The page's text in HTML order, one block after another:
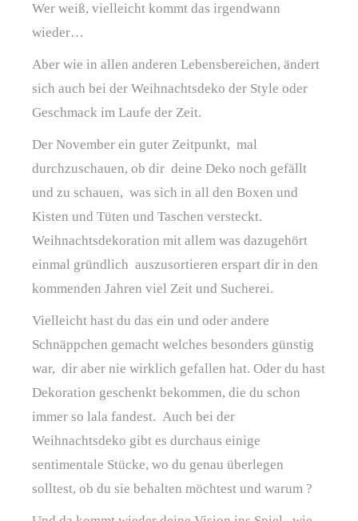
Wer weiß, vielleicht kommt das irgendwann
wieder…
Aber wie in allen anderen Lebensbereichen, ändert
sich auch bei der Weihnachtsdeko der Style oder
Geschmack im Laufe der Zeit.
Der November ein guter Zeitpunkt, mal
durchzuschauen, ob dir deine Deko noch gefällt
und zu schauen, was sich in all den Boxen und
Kisten und Tüten und Taschen versteckt.
Weihnachtsdekoration mit allem was dazugehört
einmal gründlich auszusortieren erspart dir in den
kommenden Jahren viel Zeit und Sucherei.
Vielleicht hast du das ein und oder andere
Schnäppchen gemacht welches besonders günstig
war, dir aber nie wirklich gefallen hat. Oder du hast
Dekoration geschenkt bekommen, die du schon
immer so lala fandest. Auch bei der
Weihnachtsdeko gibt es durchaus einige
sentimentale Stücke, wo du genau überlegen
solltest, ob du sie behalten möchtest und warum ?